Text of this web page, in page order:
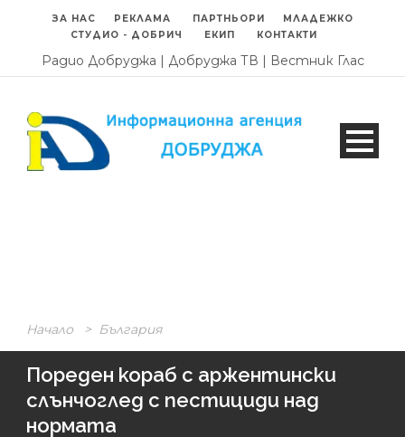
ЗА НАС РЕКЛАМА ПАРТНЬОРИ
МЛАДЕЖКО
СТУДИО - ДОБРИЧ
ЕКИП КОНТАКТИ
Радио Добруджа | Добруджа ТВ | Вестник Глас
Начало > България
Пореден кораб с аржентински
слънчоглед с пестициди над
нормата